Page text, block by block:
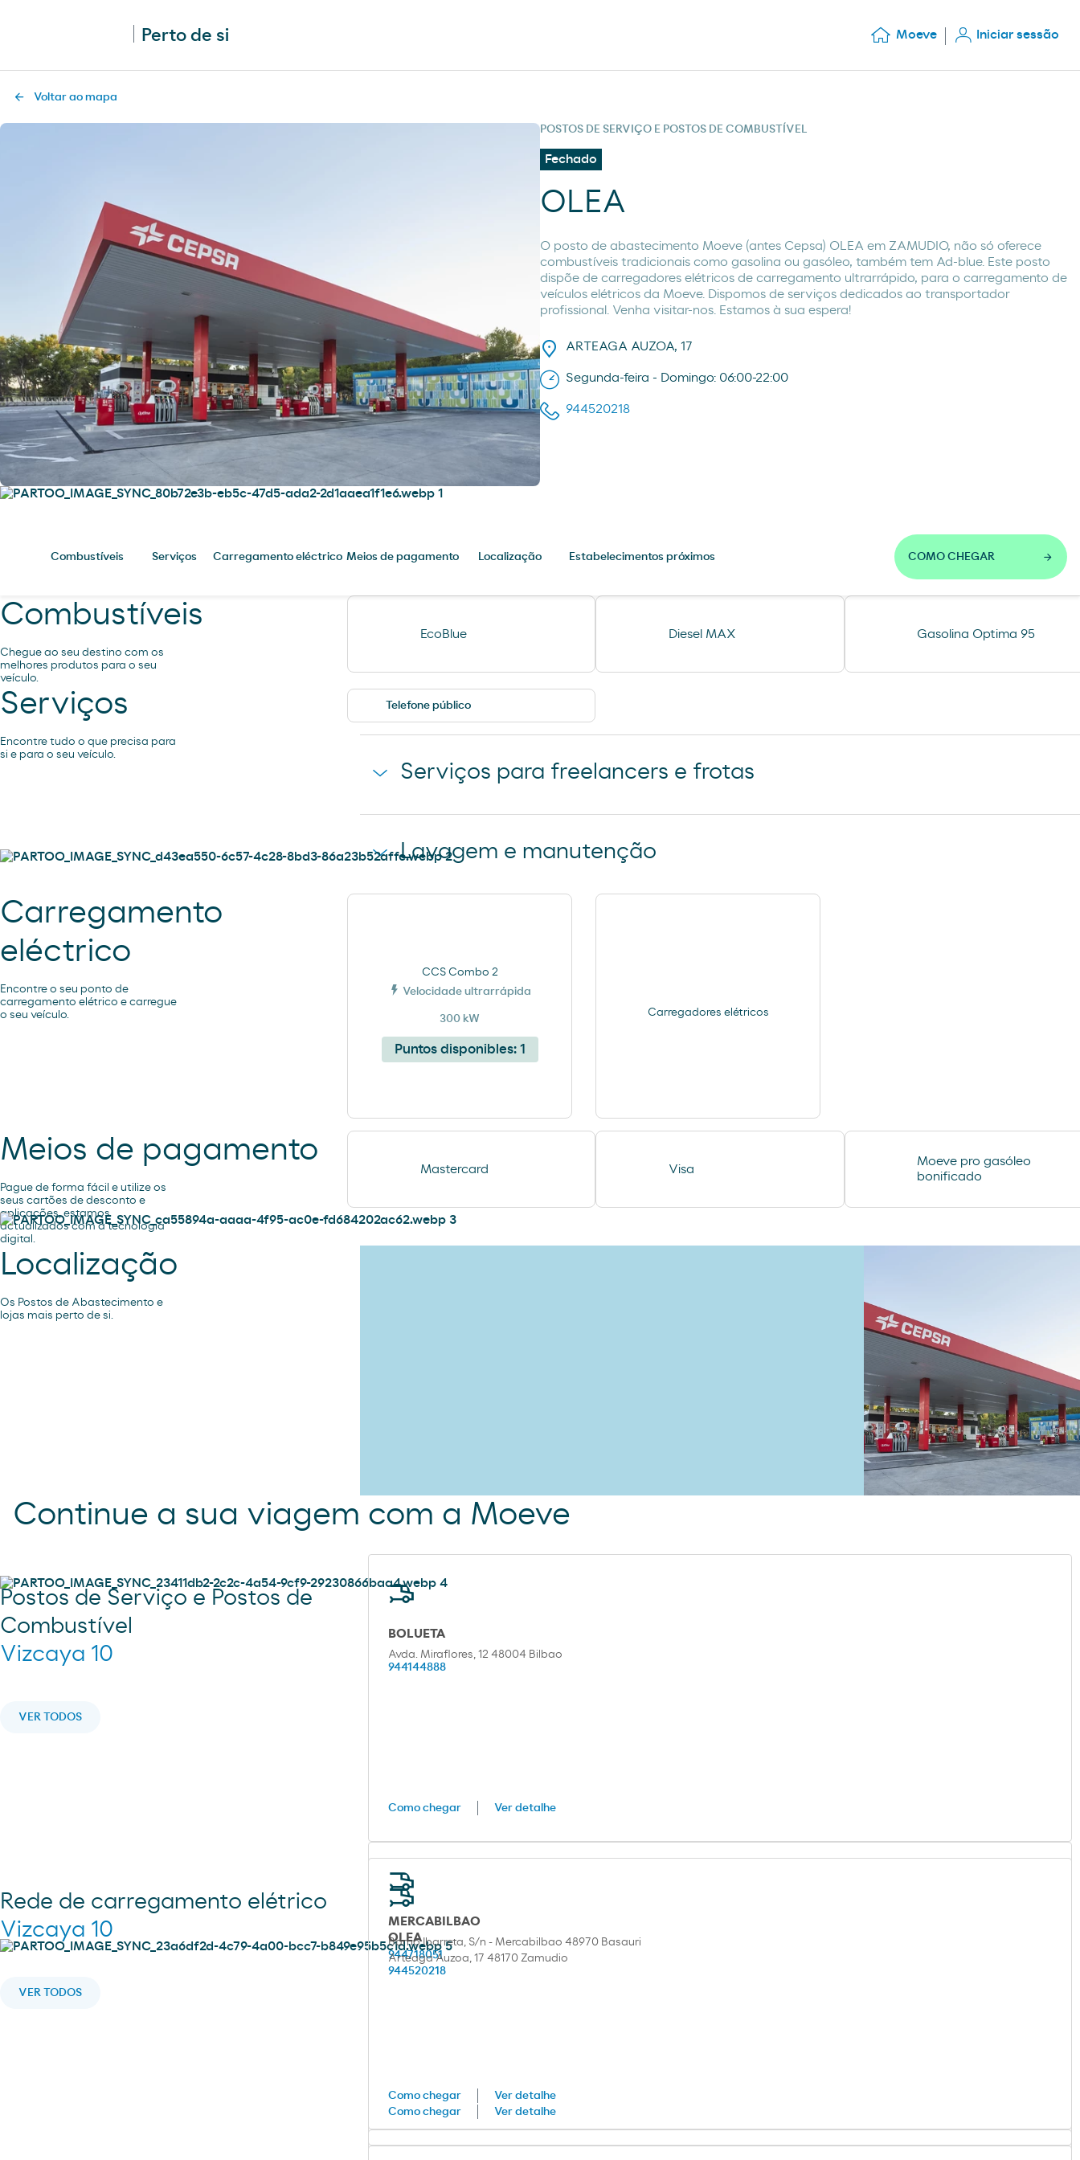
Perto de si Moeve Iniciar sessão
Voltar ao mapa
POSTOS DE SERVIÇO E POSTOS DE COMBUSTÍVEL
Fechado
OLEA
O posto de abastecimento Moeve (antes Cepsa) OLEA em ZAMUDIO, não só oferece
combustíveis tradicionais como gasolina ou gasóleo, também tem Ad-blue. Este posto
dispõe de carregadores elétricos de carregamento ultrarrápido, para o carregamento de
veículos elétricos da Moeve. Dispomos de serviços dedicados ao transportador
profissional. Venha visitar-nos. Estamos à sua espera!
ARTEAGA AUZOA, 17
Segunda-feira - Domingo: 06:00-22:00
944520218
Combustíveis Serviços Carregamento eléctrico Meios de pagamento Localização Estabelecimentos próximos COMO CHEGAR
Combustíveis
Chegue ao seu destino com os
melhores produtos para o seu
veículo.
EcoBlue Diesel MAX Gasolina Optima 95
Serviços
Encontre tudo o que precisa para
si e para o seu veículo.
Telefone público
Serviços para freelancers e frotas
Lavagem e manutenção
Carregamento
eléctrico
Encontre o seu ponto de
carregamento elétrico e carregue
o seu veículo.
CCS Combo 2
Velocidade ultrarrápida
300 kW
Puntos disponibles: 1
Carregadores elétricos
Meios de pagamento
Pague de forma fácil e utilize os
seus cartões de desconto e
aplicações, estamos
actualizados com a tecnologia
digital.
Mastercard Visa
Moeve pro gasóleo
bonificado
Localização
Os Postos de Abastecimento e
lojas mais perto de si.
Continue a sua viagem com a Moeve
Postos de Serviço e Postos de
Combustível
Vizcaya 10
VER TODOS
BOLUETA
Avda. Miraflores, 12 48004 Bilbao
944144888
Como chegar Ver detalhe
MERCABILBAO
Barrio Ibarreta, S/n - Mercabilbao 48970 Basauri
944718051
Como chegar Ver detalhe
Rede de carregamento elétrico
Vizcaya 10
VER TODOS
OLEA
Arteaga Auzoa, 17 48170 Zamudio
944520218
Como chegar Ver detalhe